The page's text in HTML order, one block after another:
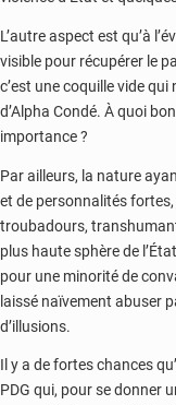
L’autre aspect est qu’à
visible pour récupérer le
c’est une coquille vide
d’Alpha Condé. À quoi
importance ?
Par ailleurs, la nature
et de personnalités
troubadours,
plus haute sphère de
pour une minorité de
laissé naïvement abuser
d’illusions.
Il y a de fortes chances
PDG qui, pour se donner